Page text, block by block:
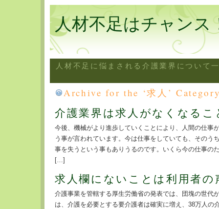
人材不足はチャンス
人材不足に悩まされる介護業界について
Archive for the ‘求人’
介護業界は求人がなくなる
今後、機械がより進歩していくことにより、人間の仕事
う事が言われています。今は仕事をしていても、そのう
事を失うという事もありうるのです。いくら今の仕事の
[…]
求人欄にないことは利用者の
介護事業を管轄する厚生労働省の発表では、団塊の世代
は、介護を必要とする要介護者は確実に増え、38万人の